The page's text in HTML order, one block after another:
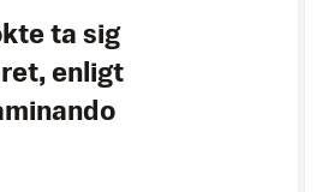
ta sig
enligt